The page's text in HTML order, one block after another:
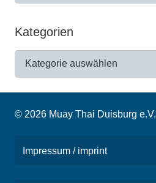
Kategorien
© 2026 Muay Thai Duisburg e.V.
Impressum / imprint